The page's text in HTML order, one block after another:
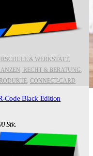
& WERKSTATT,
RECHT & BERATUNG,
, CONNECT-CARD
Code Black Edition
Stk.